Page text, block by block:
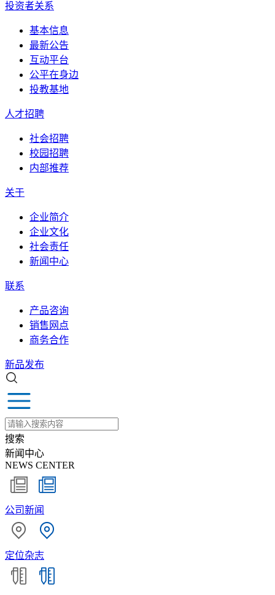
投资者关系
基本信息
最新公告
互动平台
公平在身边
投教基地
人才招聘
社会招聘
校园招聘
内部推荐
关于
企业简介
企业文化
社会责任
新闻中心
联系
产品咨询
销售网点
商务合作
新品发布
搜索
新闻中心
NEWS CENTER
公司新闻
定位杂志